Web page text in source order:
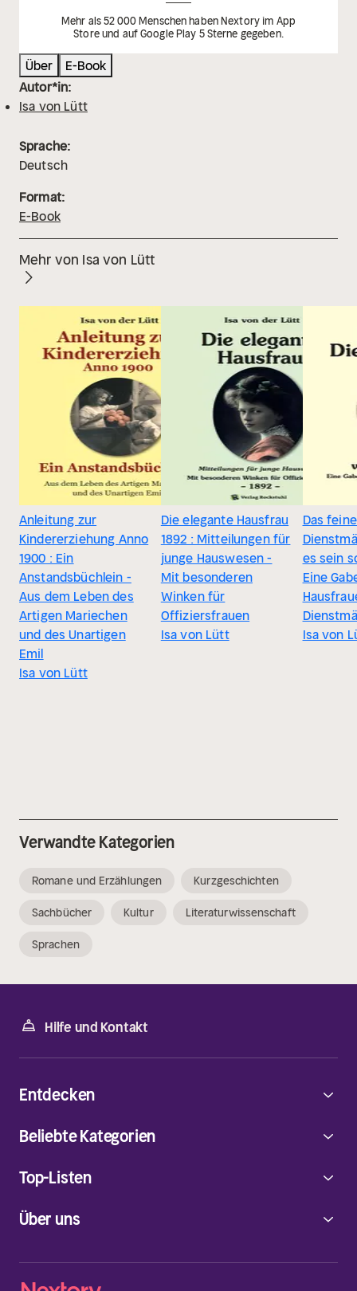
Mehr als 52 000 Menschen haben Nextory im App
Store und auf Google Play 5 Sterne gegeben.
Über
E-Book
Autor*in:
Isa von Lütt
Sprache:
Deutsch
Format:
E-Book
Mehr von Isa von Lütt
Anleitung zur
Kindererziehung Anno
1900 : Ein
Anstandsbüchlein -
Aus dem Leben des
Artigen Mariechen
und des Unartigen
Emil
Isa von Lütt
Die elegante Hausfrau
1892 : Mitteilungen für
junge Hauswesen -
Mit besonderen
Winken für
Offiziersfrauen
Isa von Lütt
Das feine
es sein
Eine
Isa von
Verwandte Kategorien
Romane und Erzählungen Kurzgeschichten
Sachbücher Kultur Literaturwissenschaft
Sprachen
Hilfe und Kontakt
Über uns
Entdecken
Beliebte Kategorien
Top-Listen